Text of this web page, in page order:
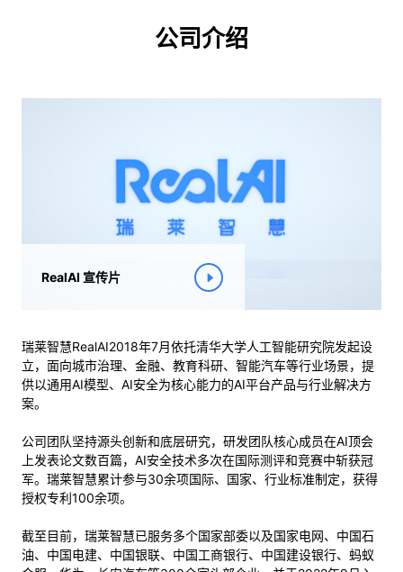
公司介绍
瑞莱智慧RealAI2018年7月依托清华大学人工智能研究院发起设
立，面向城市治理、金融、教育科研、智能汽车等行业场景，提
供以通用AI模型、AI安全为核心能力的AI平台产品与行业解决方
案。
公司团队坚持源头创新和底层研究，研发团队核心成员在AI顶会
上发表论文数百篇，AI安全技术多次在国际测评和竞赛中斩获冠
军。瑞莱智慧累计参与30余项国际、国家、行业标准制定，获得
授权专利100余项。
截至目前，瑞莱智慧已服务多个国家部委以及国家电网、中国石
油、中国电建、中国银联、中国工商银行、中国建设银行、蚂蚁
RealAI 宣传片